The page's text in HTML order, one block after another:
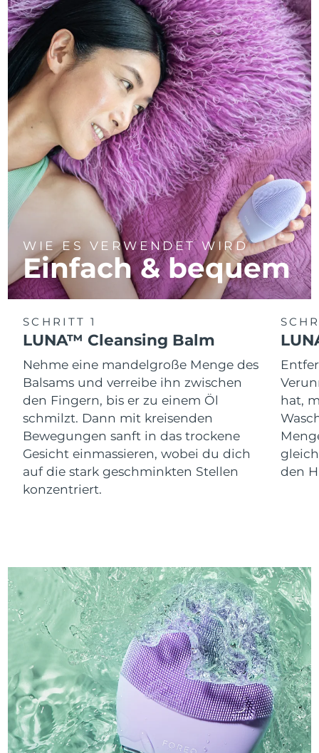
WIE ES VERWENDET WIRD
Einfach & bequem
SCHRITT 1
LUNA™ Cleansing Balm
Nehme eine mandelgroße Menge des
Balsams und verreibe ihn zwischen
den Fingern, bis er zu einem Öl
schmilzt. Dann mit kreisenden
Bewegungen sanft in das trockene
Gesicht einmassieren, wobei du dich
auf die stark geschminkten Stellen
konzentriert.
hat,
den